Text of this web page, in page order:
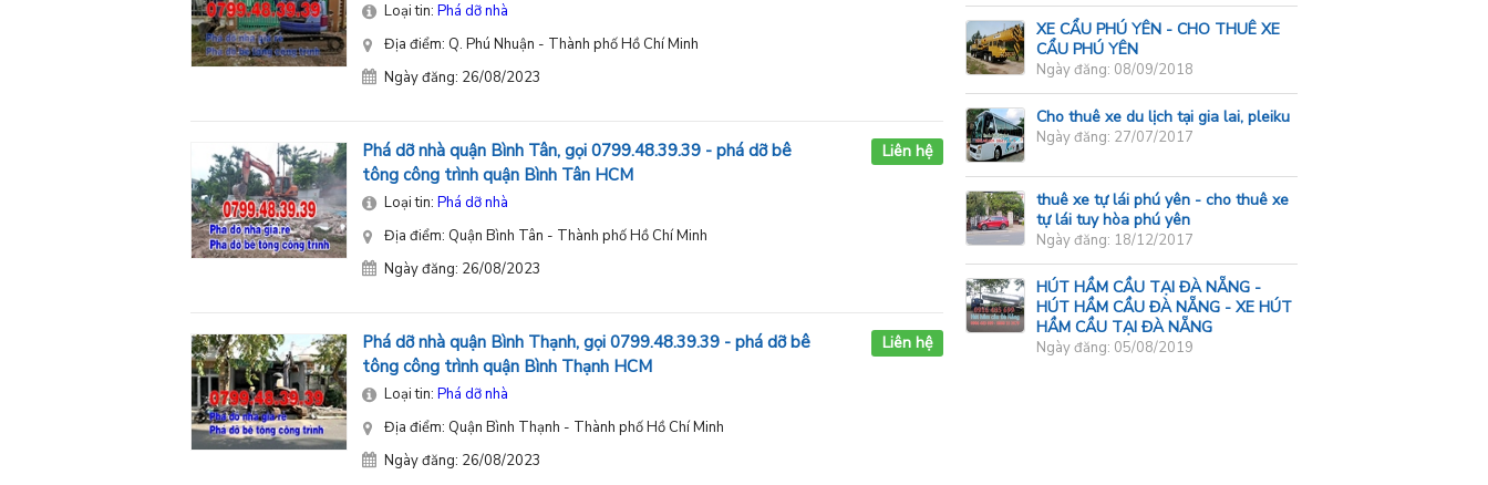
Loại tin: Phá dỡ nhà
Địa điểm: Q. Phú Nhuận - Thành phố Hồ Chí Minh
Ngày đăng: 26/08/2023
Phá dỡ nhà quận Bình Tân, gọi 0799.48.39.39 - phá dỡ bê
tông công trình quận Bình Tân HCM
Liên hệ
Loại tin: Phá dỡ nhà
Địa điểm: Quận Bình Tân - Thành phố Hồ Chí Minh
Ngày đăng: 26/08/2023
Phá dỡ nhà quận Bình Thạnh, gọi 0799.48.39.39 - phá dỡ bê
tông công trình quận Bình Thạnh HCM
Liên hệ
Loại tin: Phá dỡ nhà
Địa điểm: Quận Bình Thạnh - Thành phố Hồ Chí Minh
Ngày đăng: 26/08/2023
XE CẨU PHÚ YÊN - CHO THUÊ XE
CẨU PHÚ YÊN
Ngày đăng: 08/09/2018
Cho thuê xe du lịch tại gia lai, pleiku
Ngày đăng: 27/07/2017
thuê xe tự lái phú yên - cho thuê xe
tự lái tuy hòa phú yên
Ngày đăng: 18/12/2017
HÚT HẦM CẦU TẠI ĐÀ NẴNG -
HÚT HẦM CẦU ĐÀ NẴNG - XE HÚT
HẦM CẦU TẠI ĐÀ NẴNG
Ngày đăng: 05/08/2019